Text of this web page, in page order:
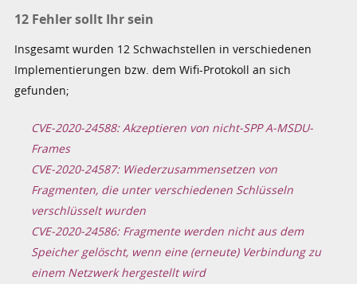
12 Fehler sollt Ihr sein
Insgesamt wurden 12 Schwachstellen in verschiedenen
Implementierungen bzw. dem Wifi-Protokoll an sich
gefunden;
CVE-2020-24588: Akzeptieren von nicht-SPP A-MSDU-
Frames
CVE-2020-24587: Wiederzusammensetzen von
Fragmenten, die unter verschiedenen Schlüsseln
verschlüsselt wurden
CVE-2020-24586: Fragmente werden nicht aus dem
Speicher gelöscht, wenn eine (erneute) Verbindung zu
einem Netzwerk hergestellt wird